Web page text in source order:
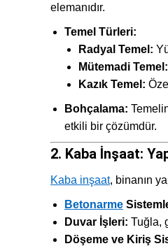
elemanıdır.
Temel Türleri:
Radyal Temel:
Mütemadi Temel:
Kazık Temel:
Bohçalama:
etkili bir çözümdür.
2. Kaba İnşaat:
Kaba inşaat, binanın
Betonarme
Duvar İşleri: Tuğla,
Döşeme ve Kiriş